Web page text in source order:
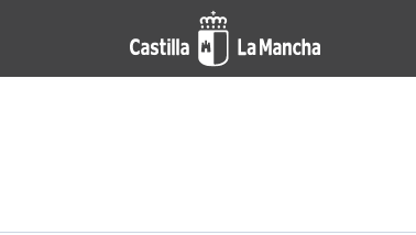
Pasar al contenido principal